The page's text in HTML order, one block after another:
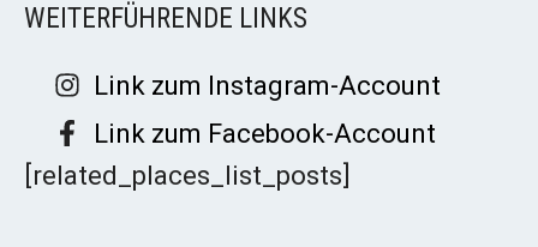
WEITERFÜHRENDE LINKS
Link zum Instagram-Account
Link zum Facebook-Account
[related_places_list_posts]